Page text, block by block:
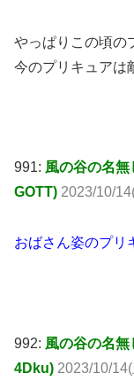
やっぱりこの頃の
今のプリキュアは
991: 風の谷の名無
GOTT) 2023/10/
おばさん姿のプリ
992: 風の谷の名無
4Dku) 2023/10/